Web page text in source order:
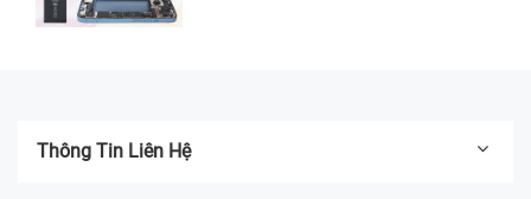
Thông Tin Liên Hệ